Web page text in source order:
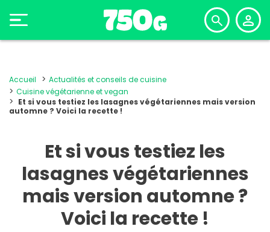
Accueil
Actualités et conseils de cuisine
Cuisine végétarienne et vegan
Et si vous testiez les lasagnes végétariennes mais version
automne ? Voici la recette !
Et si vous testiez les
lasagnes végétariennes
mais version automne ?
Voici la recette !